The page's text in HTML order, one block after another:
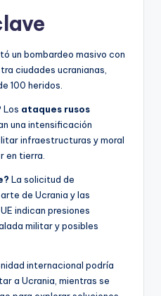
un bombardeo masivo con
ciudades ucranianas,
100 heridos.
Los ataques rusos
una intensificación
infraestructuras y moral
en tierra.
La solicitud de
de Ucrania y las
indican presiones
militar y posibles
internacional podría
a Ucrania, mientras se